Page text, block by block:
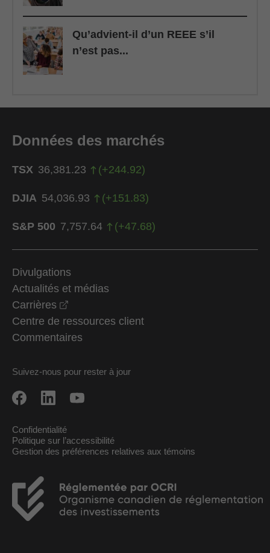
Qu’advient-il d’un REEE s’il
n’est pas...
Données des marchés
TSX 36,381.23 (+244.92)
DJIA 54,036.93 (+151.83)
S&P 500 7,757.64 (+47.68)
Divulgations
Actualités et médias
Carrières
Centre de ressources client
Commentaires
Suivez-nous pour rester à jour
Confidentialité
Politique sur l’accessibilité
Gestion des préférences relatives aux témoins